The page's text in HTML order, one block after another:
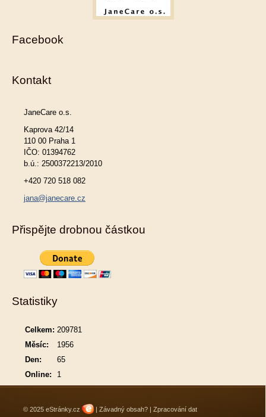
Facebook
Kontakt
JaneCare o.s.
Kaprova 42/14
110 00 Praha 1
IČO: 01394762
b.ú.: 2500372213/2010
+420 720 518 082
jana@janecare.cz
Přispějte drobnou částkou
Statistiky
Online: 1
Celkem: 209781
Měsíc:
1956
Den:
65
© 2025 eStránky.cz | Závadný obsah? | Zpracování dat